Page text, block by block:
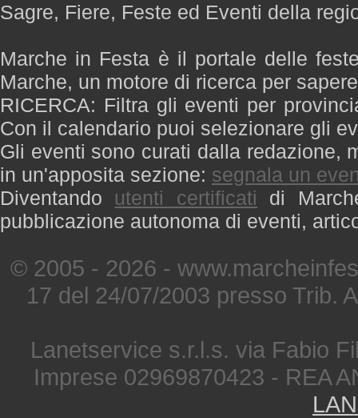
Sagre, Fiere, Feste ed Eventi della
Marche in Festa è il portale delle
Marche, un motore di ricerca per
RICERCA: Filtra gli eventi per
Con il calendario puoi selezionare gli
Gli eventi sono curati dalla redazione,
in un'apposita sezione: segnala un
Diventando utenti certificati di
pubblicazione autonoma di eventi,
© 2005 - 2026 -
17 del 24/07/2003 presso Trib.
Lanetservice s.r.l.s. via Fabio
Imprese 02969870423 - REA